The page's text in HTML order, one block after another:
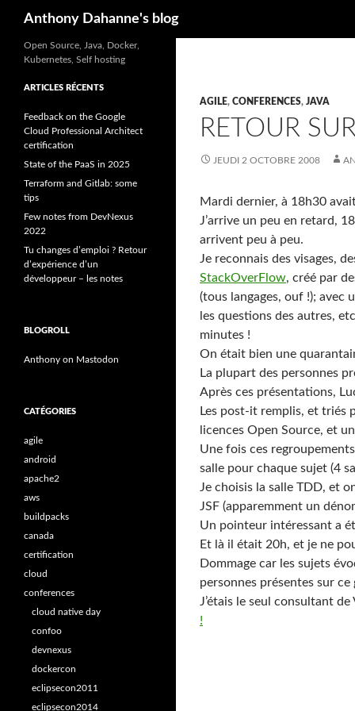
Anthony Dahanne's blog
AGILE, CONFERENCES, JAVA
RETOUR
JEUDI 2 OCTOBRE 2008
Mardi dernier, à 18h30
J’arrive un peu en retard,
arrivent peu à peu.
Je reconnais des visages,
StackOverFlow, créé par
(tous langages, ouf !); avec
les questions des autres,
minutes !
On était bien une
La plupart des personnes
Après ces présentations,
Les post-it remplis, et triés
licences Open Source, et
Une fois ces
salle pour chaque sujet (4
Je choisis la salle TDD, et
JSF (apparemment un
Un pointeur intéressant a
Et là il était 20h, et je ne
Dommage car les sujets
personnes présentes sur ce
J’étais le seul consultant
!
Open Source, Java, Docker,
Kubernetes, Self hosting
ARTICLES RÉCENTS
Feedback on the Google
Cloud Professional Architect
certification
State of the PaaS in 2025
Terraform and Gitlab: some
tips
Few notes from DevNexus
2022
Tu changes d’emploi ? Retour
d’expérience d’un
développeur – les notes
BLOGROLL
Anthony on Mastodon
CATÉGORIES
agile
android
apache2
aws
buildpacks
canada
certification
cloud
conferences
cloud native day
confoo
devnexus
dockercon
eclipsecon2011
eclipsecon2014